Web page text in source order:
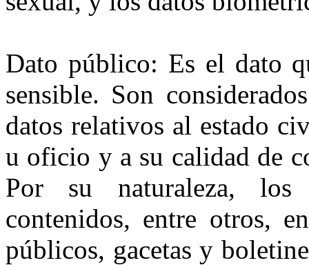
Dato público: Es el dato
sensible. Son
datos relativos al estado
u oficio y a su calidad de
Por su naturaleza, los
contenidos, entre otros,
públicos, gacetas y